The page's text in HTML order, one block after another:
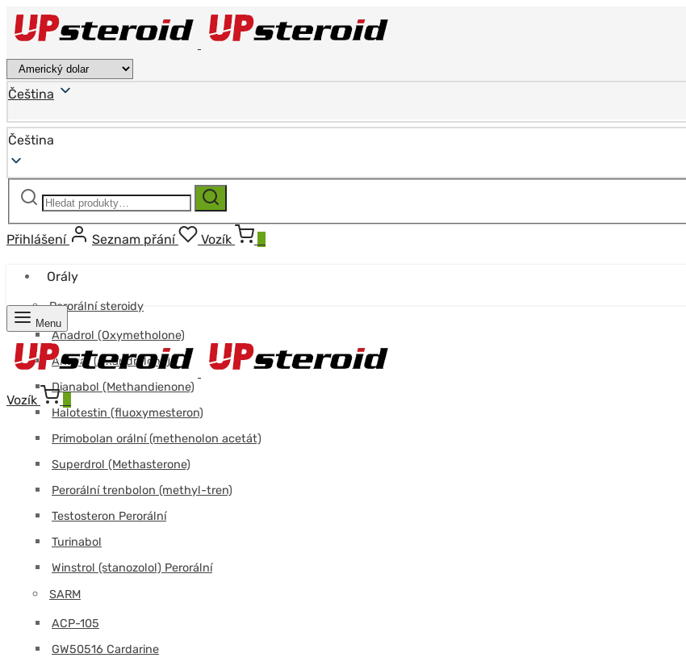
Čeština
Čeština
Hledat: Hledat
Přihlášení Seznam přání Vozík
Orály
Perorální steroidy
Anadrol (Oxymetholone)
Anavar (Oxandrolone)
Dianabol (Methandienone)
Halotestin (fluoxymesteron)
Primobolan orální (methenolon acetát)
Superdrol (Methasterone)
Perorální trenbolon (methyl-tren)
Testosteron Perorální
Turinabol
Winstrol (stanozolol) Perorální
SARM
ACP-105
GW50516 Cardarine
Menu
Vozík